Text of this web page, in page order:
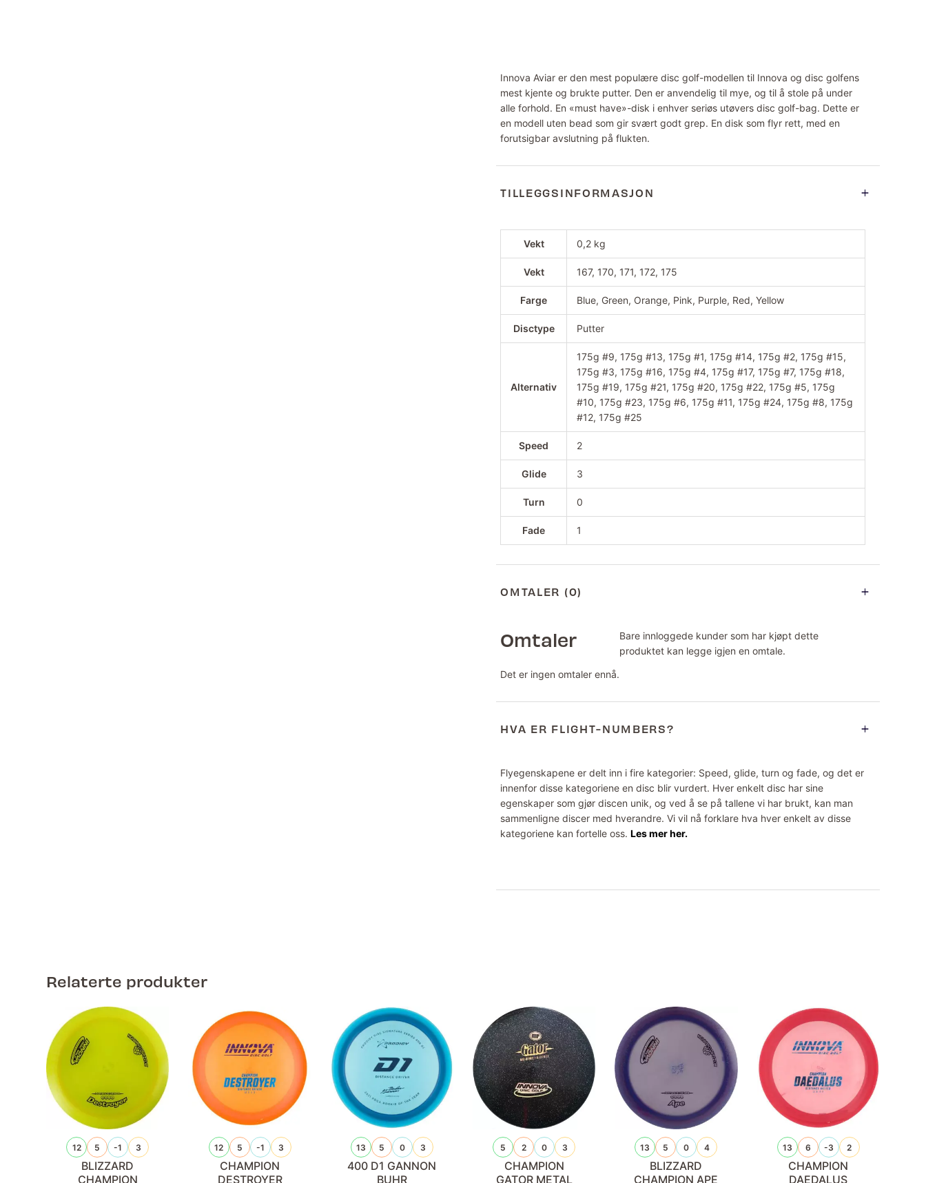
Innova Aviar er den mest populære disc golf-modellen til Innova og disc golfens
mest kjente og brukte putter. Den er anvendelig til mye, og til å stole på under
alle forhold. En «must have»-disk i enhver seriøs utøvers disc golf-bag. Dette er
en modell uten bead som gir svært godt grep. En disk som flyr rett, med en
forutsigbar avslutning på flukten.
TILLEGGSINFORMASJON
Vekt 0,2 kg
Vekt 167, 170, 171, 172, 175
Farge Blue, Green, Orange, Pink, Purple, Red, Yellow
Disctype Putter
Alternativ
175g #9, 175g #13, 175g #1, 175g #14, 175g #2, 175g #15,
175g #3, 175g #16, 175g #4, 175g #17, 175g #7, 175g #18,
175g #19, 175g #21, 175g #20, 175g #22, 175g #5, 175g
#10, 175g #23, 175g #6, 175g #11, 175g #24, 175g #8, 175g
#12, 175g #25
Speed 2
Glide 3
Turn 0
Fade 1
OMTALER (0)
Omtaler
Det er ingen omtaler ennå.
Bare innloggede kunder som har kjøpt dette
produktet kan legge igjen en omtale.
HVA ER FLIGHT-NUMBERS?
Flyegenskapene er delt inn i fire kategorier: Speed, glide, turn og fade, og det er
innenfor disse kategoriene en disc blir vurdert. Hver enkelt disc har sine
egenskaper som gjør discen unik, og ved å se på tallene vi har brukt, kan man
sammenligne discer med hverandre. Vi vil nå forklare hva hver enkelt av disse
kategoriene kan fortelle oss.Les mer her.
Relaterte produkter
12 5 -1 3
BLIZZARD
CHAMPION
12 5 -1 3
CHAMPION
DESTROYER
13 5 0 3
400 D1 GANNON
BUHR
5 2 0 3
CHAMPION
GATOR METAL
13 5 0 4
BLIZZARD
CHAMPION APE
13 6 -3 2
CHAMPION
DAEDALUS